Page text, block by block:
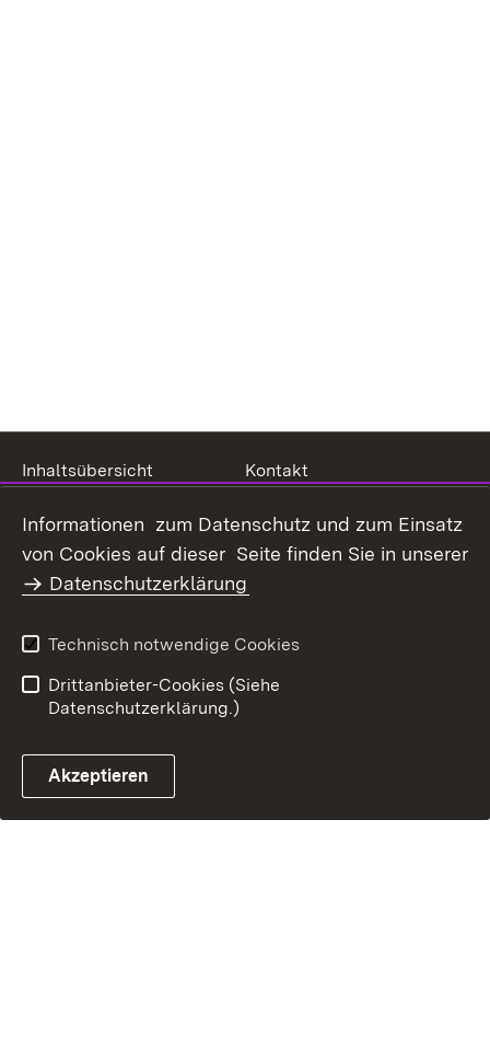
Inhaltsübersicht
Kontakt
Barrierefreiheit
Benutzungshinweise
Impressum
Informationen zum Datenschutz und zum Einsatz
von Cookies auf dieser Seite finden Sie in unserer
Datenschutzerklärung
Technisch notwendige Cookies
Drittanbieter-Cookies (Siehe
Datenschutzerklärung.)
Akzeptieren